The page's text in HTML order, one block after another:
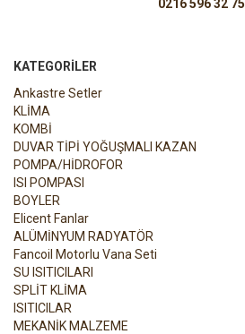
0216 596 32 75
KATEGORILER
Ankastre Setler
KLİMA
KOMBİ
DUVAR TİPİ YOĞUŞMALI KAZAN
POMPA/HİDROFOR
ISI POMPASI
BOYLER
Elicent Fanlar
ALÜMİNYUM RADYATÖR
Fancoil Motorlu Vana Seti
SU ISITICILARI
SPLİT KLİMA
ISITICILAR
MEKANİK MALZEME